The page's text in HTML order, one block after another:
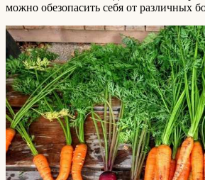
можно обезопасить себя от различных